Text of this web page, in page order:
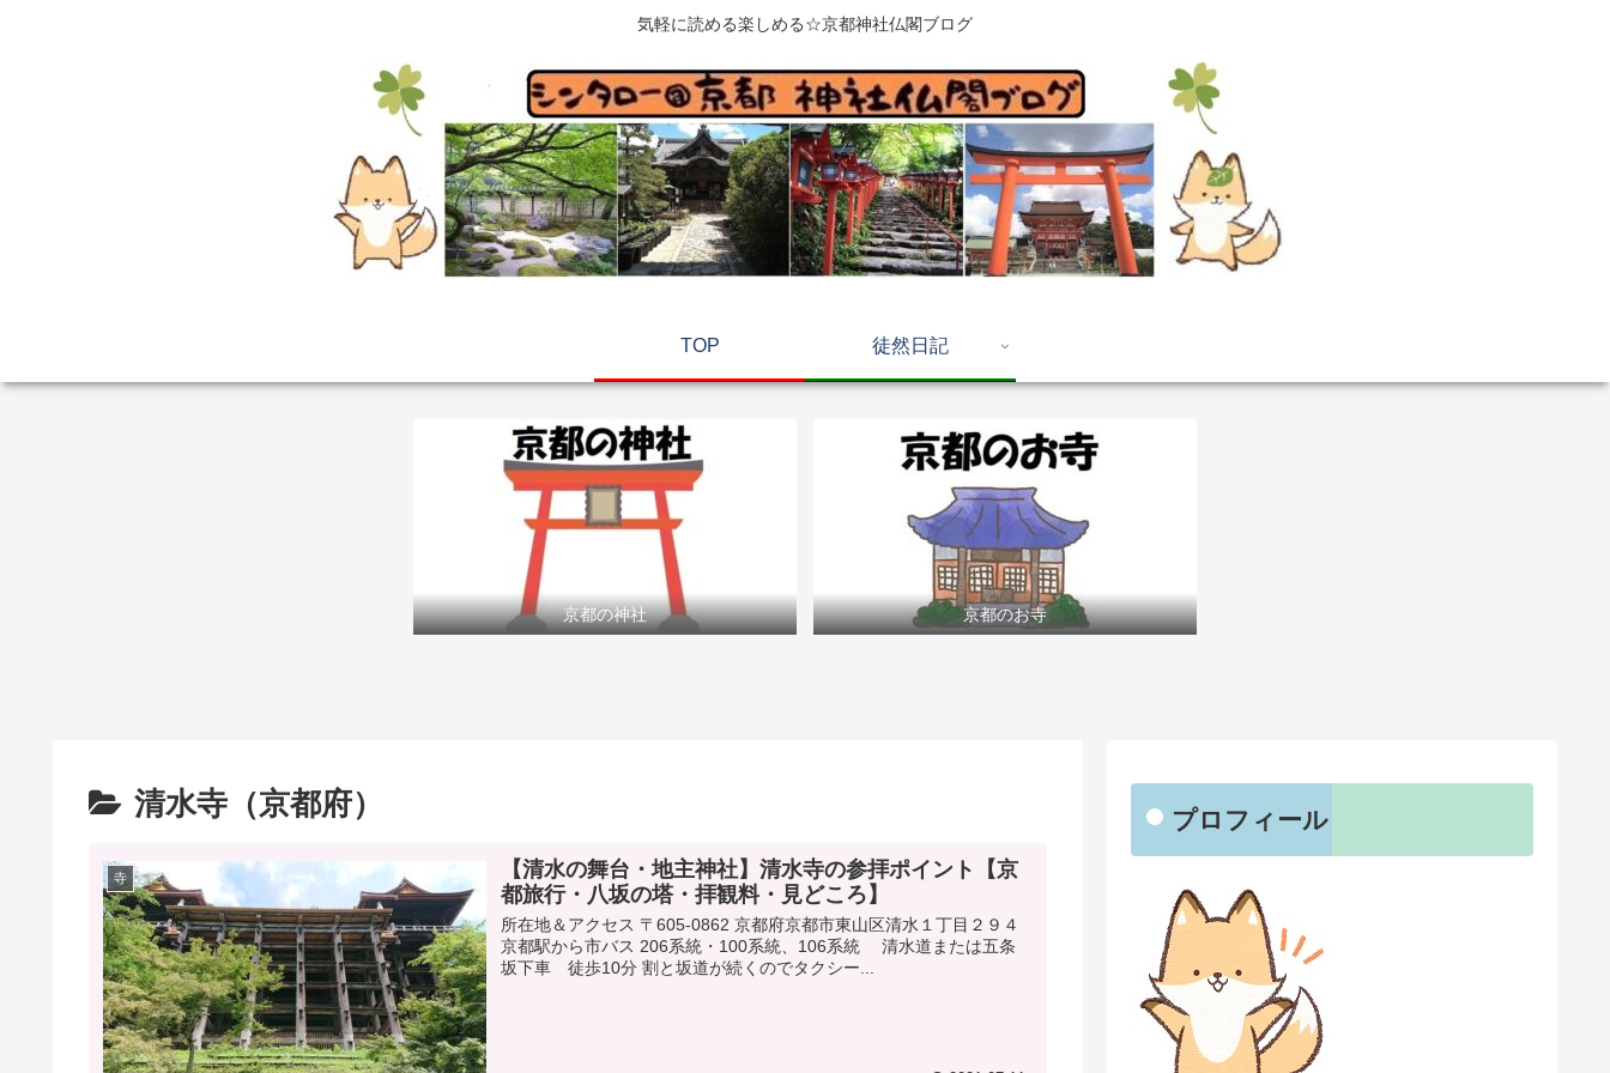
気軽に読める楽しめる☆京都神社仏閣ブログ
TOP 徒然日記
京都の神社 京都のお寺
清水寺（京都府）
寺
【清水の舞台・地主神社】清水寺の参拝ポイント【京
都旅行・八坂の塔・拝観料・見どころ】
所在地＆アクセス 〒605-0862 京都府京都市東山区清水１丁目２９４
京都駅から市バス 206系統・100系統、106系統 清水道または五条
坂下車 徒歩10分 割と坂道が続くのでタクシー...
プロフィール